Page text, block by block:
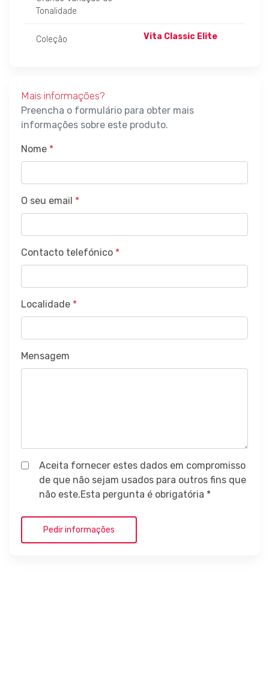
Tonalidade
Coleção Vita Classic Elite
Mais informações?
Preencha o formulário para obter mais
informações sobre este produto.
Nome *
O seu email *
Contacto telefónico *
Localidade *
Mensagem
Aceita fornecer estes dados em compromisso
de que não sejam usados para outros fins que
não este.Esta pergunta é obrigatória *